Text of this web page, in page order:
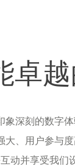
卓
深刻的数字
、用户参与
动并享受我们